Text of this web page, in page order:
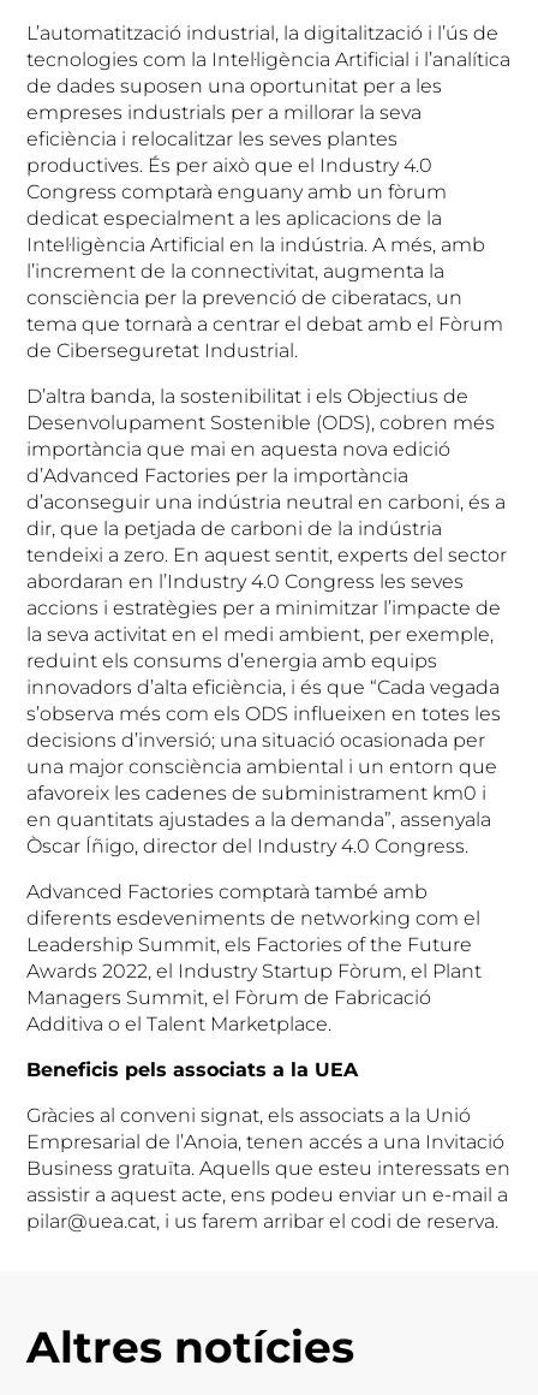
L’automatització industrial, la digitalització i l’ús de
tecnologies com la Intel·ligència Artificial i l’analítica
de dades suposen una oportunitat per a les
empreses industrials per a millorar la seva
eficiència i relocalitzar les seves plantes
productives. És per això que el Industry 4.0
Congress comptarà enguany amb un fòrum
dedicat especialment a les aplicacions de la
Intel·ligència Artificial en la indústria. A més, amb
l’increment de la connectivitat, augmenta la
consciència per la prevenció de ciberatacs, un
tema que tornarà a centrar el debat amb el Fòrum
de Ciberseguretat Industrial.
D’altra banda, la sostenibilitat i els Objectius de
Desenvolupament Sostenible (ODS), cobren més
importància que mai en aquesta nova edició
d’Advanced Factories per la importància
d’aconseguir una indústria neutral en carboni, és a
dir, que la petjada de carboni de la indústria
tendeixi a zero. En aquest sentit, experts del sector
abordaran en l’Industry 4.0 Congress les seves
accions i estratègies per a minimitzar l’impacte de
la seva activitat en el medi ambient, per exemple,
reduint els consums d’energia amb equips
innovadors d’alta eficiència, i és que “Cada vegada
s’observa més com els ODS influeixen en totes les
decisions d’inversió; una situació ocasionada per
una major consciència ambiental i un entorn que
afavoreix les cadenes de subministrament km0 i
en quantitats ajustades a la demanda”, assenyala
Òscar Íñigo, director del Industry 4.0 Congress.
Advanced Factories comptarà també amb
diferents esdeveniments de networking com el
Leadership Summit, els Factories of the Future
Awards 2022, el Industry Startup Fòrum, el Plant
Managers Summit, el Fòrum de Fabricació
Additiva o el Talent Marketplace.
Beneficis pels associats a la UEA
Gràcies al conveni signat, els associats a la Unió
Empresarial de l’Anoia, tenen accés a una Invitació
Business gratuïta. Aquells que esteu interessats en
assistir a aquest acte, ens podeu enviar un e-mail a
pilar@uea.cat, i us farem arribar el codi de reserva.
Altres notícies